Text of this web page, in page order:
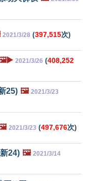
2021/3/28 (397,515次)
2021/3/26 (408,252
25) 🖼️ 2021/3/23
2021/3/23 (497,676次)
24) 🖼️ 2021/3/14